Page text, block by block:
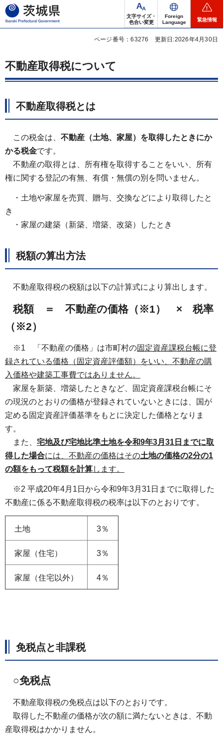
茨城県
文字サイズ・
色合い変更
Foreign
Language
緊急情報
ページ番号：63276 更新日:2026年4月30日
不動産取得税について
不動産取得税とは
この税金は、 不動産（土地、家屋）を取得したときにか
かる税金です。
不動産の取得とは、所有権を取得することをいい、所有
権に関する登記の有無、有償・無償の別を問いません。
・土地や家屋を売買、贈与、交換などにより取得したと
き
・家屋の建築（新築、増築、改築）したとき
税額の算出方法
不動産取得税の税額は以下の計算式により算出します。
税額 ＝ 不動産の価格（※1） × 税率
（※2）
※1 「不動産の価格」は市町村の固定資産課税台帳に登
録されている価格（固定資産評価額）をいい、 不動産の購
入価格や建築工事費ではありません。
家屋を新築、増築したときなど、固定資産課税台帳にそ
の現況のとおりの価格が登録されていないときには、国が
定める固定資産評価基準をもとに決定した価格となりま
す。
また、 宅地及び宅地比準土地を令和9年3月31日までに取
得した場合には、不動産の価格はその土地の価格の2分の1
の額をもって税額を計算します。
※2 平成20年4月1日から令和9年3月31日までに取得した
不動産に係る不動産取得税の税率は以下のとおりです。
土地 3％
家屋（住宅） 3％
家屋（住宅以外） 4％
免税点と非課税
○免税点
不動産取得税の免税点は以下のとおりです。
取得した不動産の価格が次の額に満たないときは、不動
産取得税はかかりません。